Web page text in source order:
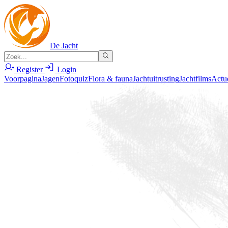
De Jacht
Register
Login
VoorpaginaJagenFotoquizFlora & faunaJachtuitrustingJachtfilms